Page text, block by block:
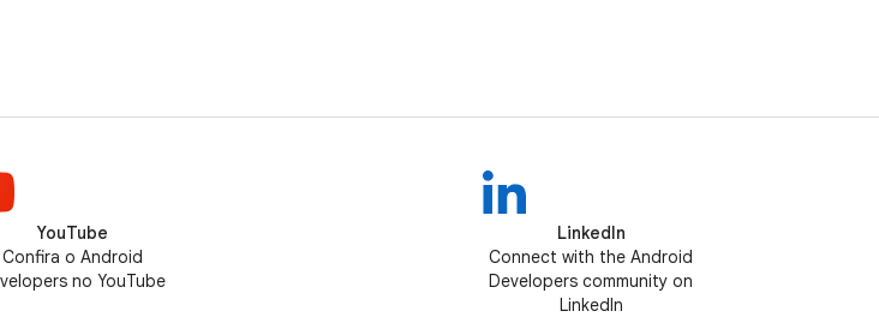
YouTube
Confira o Android
no YouTube
LinkedIn
Connect with the Android
Developers community on
LinkedIn